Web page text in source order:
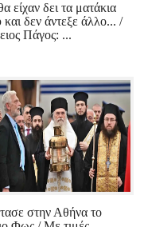
είχαν δει τα ματάκια
και δεν άντεξε άλλο... /
Πάγος: ...
στην Αθήνα το